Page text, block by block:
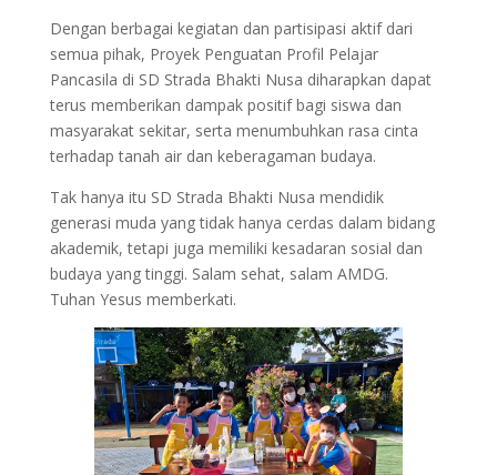
Dengan berbagai kegiatan dan partisipasi aktif dari
semua pihak, Proyek Penguatan Profil Pelajar
Pancasila di SD Strada Bhakti Nusa diharapkan dapat
terus memberikan dampak positif bagi siswa dan
masyarakat sekitar, serta menumbuhkan rasa cinta
terhadap tanah air dan keberagaman budaya.
Tak hanya itu SD Strada Bhakti Nusa mendidik
generasi muda yang tidak hanya cerdas dalam bidang
akademik, tetapi juga memiliki kesadaran sosial dan
budaya yang tinggi. Salam sehat, salam AMDG.
Tuhan Yesus memberkati.